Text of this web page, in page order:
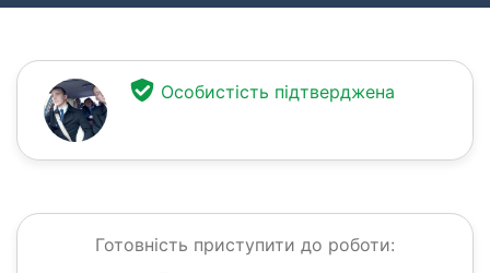
Особистість підтверджена
Готовність приступити до роботи: